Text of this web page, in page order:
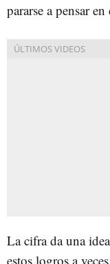
pararse a pensar
La cifra da una
estos logros a